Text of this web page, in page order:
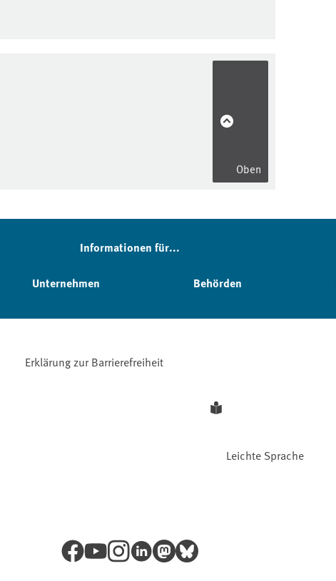
Oben
Informationen für...
Unternehmen Behörden
Erklärung zur Barrierefreiheit
Leichte Sprache